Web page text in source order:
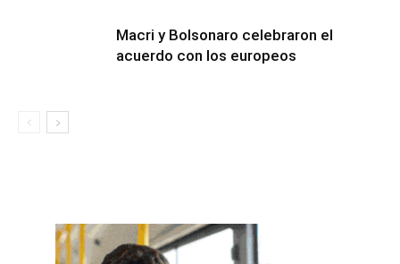
Macri y Bolsonaro celebraron el
acuerdo con los europeos